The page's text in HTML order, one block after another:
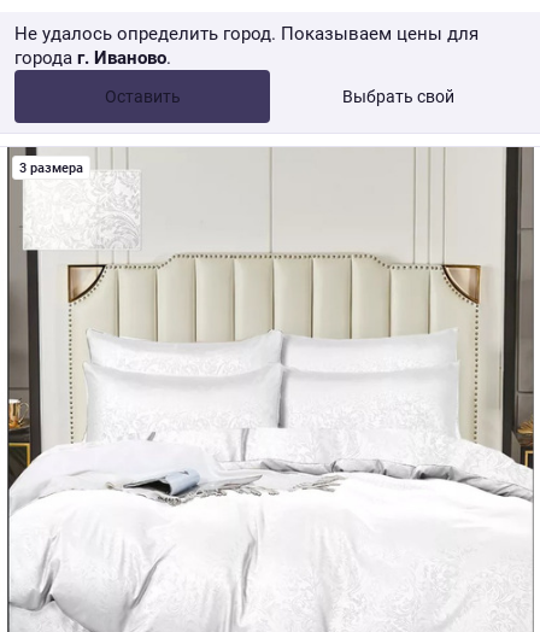
Не удалось определить город. Показываем цены для
города г. Иваново.
Оставить Выбрать свой
от 10 000 ₽ Розница → WB
3 размера